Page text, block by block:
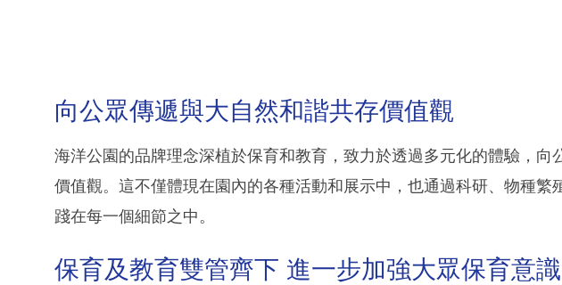
向公眾傳遞與大自然和諧共存價值觀
海洋公園的品牌理念深植於保育和教育，致力於透過多元化的體驗，向
價值觀。這不僅體現在園內的各種活動和展示中，也通過科研、物種繁
踐在每一個細節之中。
保育及教育雙管齊下 進一步加強大眾保育意識